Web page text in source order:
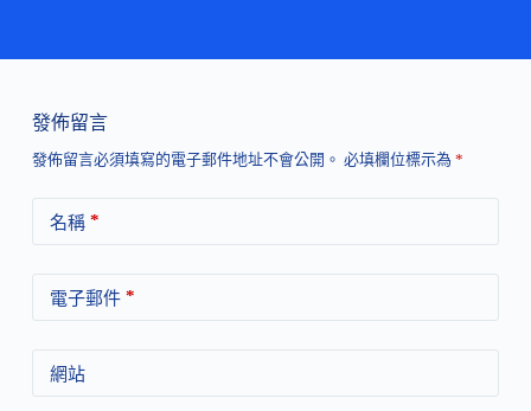
發佈留言
發佈留言必須填寫的電子郵件地址不會公開。 必填欄位標示為 *
名稱 *
電子郵件*
網站